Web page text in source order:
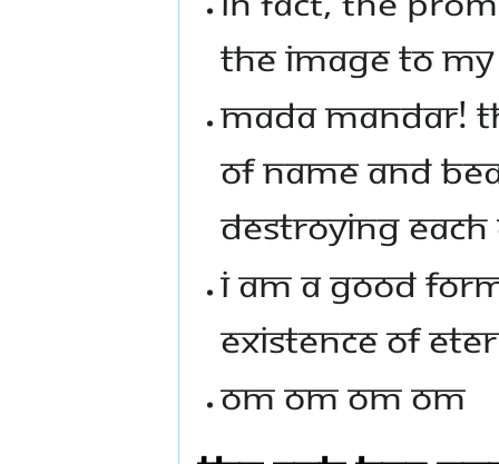
the image to
MADA
of name and
destroying
I am a good
existence of
Om Om Om Om